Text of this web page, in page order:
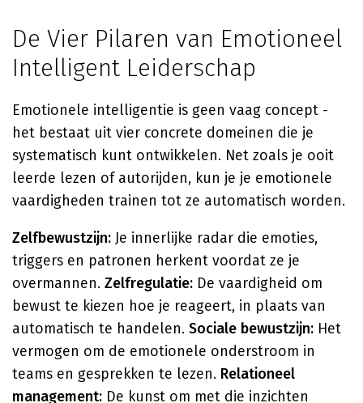
De Vier Pilaren van Emotioneel
Intelligent Leiderschap
Emotionele intelligentie is geen vaag concept -
het bestaat uit vier concrete domeinen die je
systematisch kunt ontwikkelen. Net zoals je ooit
leerde lezen of autorijden, kun je je emotionele
vaardigheden trainen tot ze automatisch worden.
Zelfbewustzijn: Je innerlijke radar die emoties,
triggers en patronen herkent voordat ze je
overmannen. Zelfregulatie: De vaardigheid om
bewust te kiezen hoe je reageert, in plaats van
automatisch te handelen. Sociale bewustzijn: Het
vermogen om de emotionele onderstroom in
teams en gesprekken te lezen. Relationeel
management: De kunst om met die inzichten